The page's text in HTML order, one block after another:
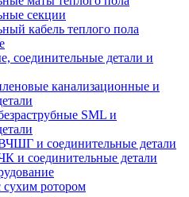
секции
кабель теплого пола
соединительные детали и
канализационные и
SML и
и соединительные детали
и соединительные детали
ротором